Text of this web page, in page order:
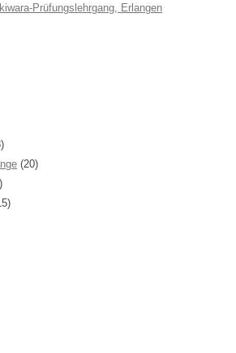
Prüfungslehrgang, Erlangen
(20)